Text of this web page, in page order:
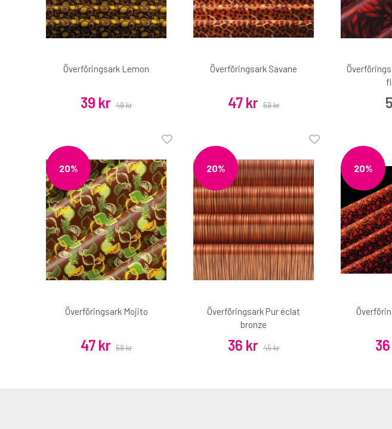
Överföringsark Lemon
39 kr 49 kr
Överföringsark Savane
47 kr 59 kr
20%
Överföringsark Mojito
47 kr 59 kr
20%
Överföringsark Pur éclat
bronze
36 kr 45 kr
20%